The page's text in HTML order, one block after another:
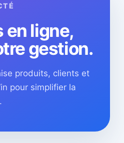
en ligne,
gestion.
produits, clients et
pour simplifier la